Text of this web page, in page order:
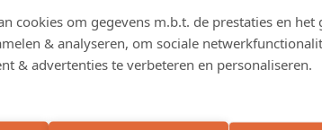
cookies om gegevens m.b.t. de prestaties en het
& analyseren, om sociale
& advertenties te verbeteren en personaliseren.
Sigmund Dewachtere krijgt steeds meer